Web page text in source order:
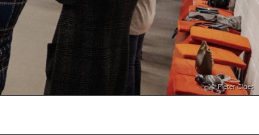
© Pieter Claes